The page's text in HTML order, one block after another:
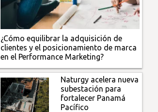
¿Cómo equilibrar la adquisición de
clientes y el posicionamiento de marca
en el Performance Marketing?
Naturgy acelera nueva
subestación para
fortalecer Panamá
Pacífico